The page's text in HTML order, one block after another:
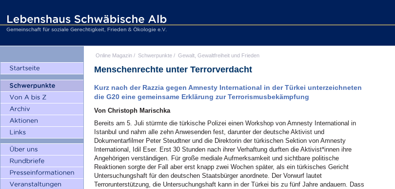
Online Magazin / Schwerpunkte / Gewalt, Gewaltfreiheit und Frieden
Menschenrechte unter Terrorverdacht
Kurz nach der Razzia gegen Amnesty International in der Türkei unterzeichneten
die G20 eine gemeinsame Erklärung zur Terrorismusbekämpfung
Von Christoph Marischka
Bereits am 5. Juli stürmte die türkische Polizei einen Workshop von Amnesty International in
Istanbul und nahm alle zehn Anwesenden fest, darunter der deutsche Aktivist und
Dokumentarfilmer Peter Steudtner und die Direktorin der türkischen Sektion von Amnesty
International, Idil Eser. Erst 30 Stunden nach ihrer Verhaftung durften die Aktivist*innen ihre
Angehörigen verständigen. Für große mediale Aufmerksamkeit und sichtbare politische
Reaktionen sorgte der Fall aber erst knapp zwei Wochen später, als ein türkisches Gericht
Untersuchungshaft für den deutschen Staatsbürger anordnete. Der Vorwurf lautet
Terrorunterstützung, die Untersuchungshaft kann in der Türkei bis zu fünf Jahre andauern. Dass